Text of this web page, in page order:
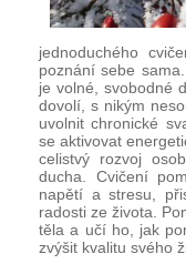
jednoduchého
poznání sebe
je volné, svobodné
dovolí, s nikým
uvolnit chronické
se aktivovat
celistvý rozvoj
ducha. Cvičení
napětí a stresu,
radosti ze života.
těla a učí ho, jak
zvýšit kvalitu svého